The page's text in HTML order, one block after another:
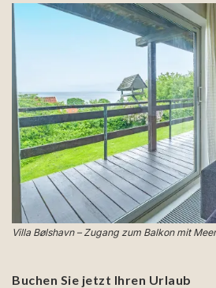
Villa Bølshavn – Zugang zum Balkon mit
Buchen Sie jetzt Ihren Urlaub